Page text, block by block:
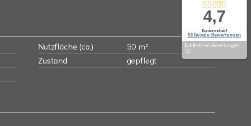
Nutzfläche (ca.)
50 m²
Zustand
gepflegt
4,7
Basierend auf
56 Google-Bewertungen
Echtheit von Bewertungen